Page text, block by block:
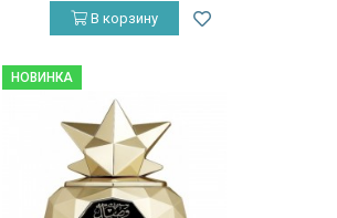
В корзину
НОВИНКА